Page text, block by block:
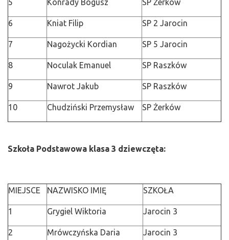
5 Konrady Bogusz SP Żerków
6 Kniat Filip SP 2 Jarocin
7 Nagożycki Kordian SP 5 Jarocin
8 Noculak Emanuel SP Raszków
9 Nawrot Jakub SP Raszków
10 Chudziński Przemysław SP Żerków
Szkoła Podstawowa klasa 3 dziewczęta:
MIEJSCE NAZWISKO IMIĘ SZKOŁA
1 Grygiel Wiktoria Jarocin 3
2 Mrówczyńska Daria Jarocin 3